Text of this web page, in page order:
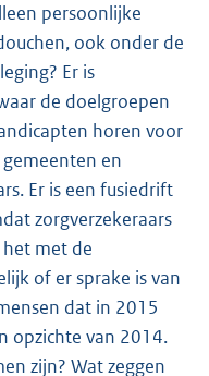
persoonlijke
ook onder de
Er is
de doelgroepen
horen voor
en
Er is een fusiedrift
zorgverzekeraars
met de
of er sprake is van
dat in 2015
opzichte van 2014.
zijn? Wat zeggen